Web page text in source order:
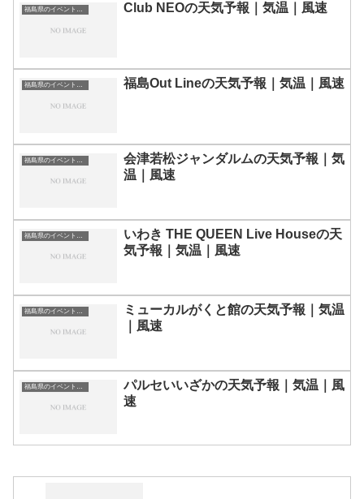
福島県のイベント会場一覧 Club NEOの天気予報｜気温｜風速
福島県のイベント会場一覧 福島Out Lineの天気予報｜気温｜風速
福島県のイベント会場一覧
会津若松ジャンダルムの天気予報｜気
温｜風速
いわき THE QUEEN Live Houseの天
気予報｜気温｜風速
ミューカルがくと館の天気予報｜気温
｜風速
パルセいいざかの天気予報｜気温｜風
速